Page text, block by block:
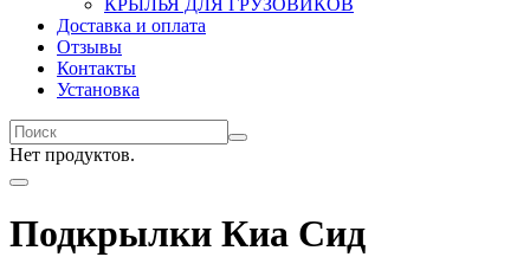
КРЫЛЬЯ ДЛЯ ГРУЗОВИКОВ
Доставка и оплата
Отзывы
Контакты
Установка
Нет продуктов.
Подкрылки Киа Сид